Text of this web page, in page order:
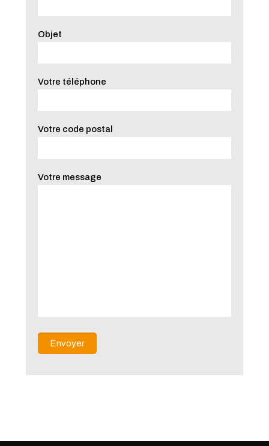
Objet
Votre téléphone
Votre code postal
Votre message